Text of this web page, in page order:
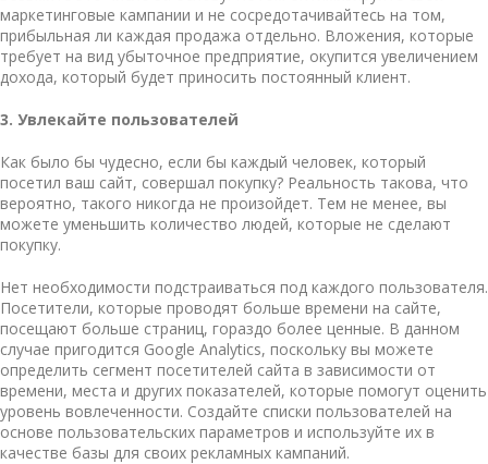
маркетинговые кампании и не сосредотачивайтесь на том,
прибыльная ли каждая продажа отдельно. Вложения, которые
требует на вид убыточное предприятие, окупится увеличением
дохода, который будет приносить постоянный клиент.
3. Увлекайте пользователей
Как было бы чудесно, если бы каждый человек, который
посетил ваш сайт, совершал покупку? Реальность такова, что
вероятно, такого никогда не произойдет. Тем не менее, вы
можете уменьшить количество людей, которые не сделают
покупку.
Нет необходимости подстраиваться под каждого пользователя.
Посетители, которые проводят больше времени на сайте,
посещают больше страниц, гораздо более ценные. В данном
случае пригодится Google Analytics, поскольку вы можете
определить сегмент посетителей сайта в зависимости от
времени, места и других показателей, которые помогут оценить
уровень вовлеченности. Создайте списки пользователей на
основе пользовательских параметров и используйте их в
качестве базы для своих рекламных кампаний.